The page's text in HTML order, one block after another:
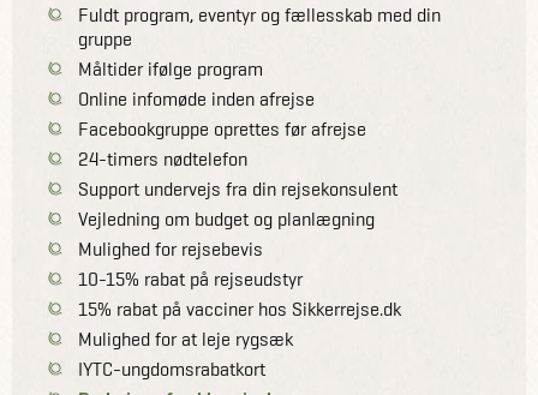
Fuldt program, eventyr og fællesskab med din
gruppe
Måltider ifølge program
Online infomøde inden afrejse
Facebookgruppe oprettes før afrejse
24-timers nødtelefon
Support undervejs fra din rejsekonsulent
Vejledning om budget og planlægning
Mulighed for rejsebevis
10-15% rabat på rejseudstyr
15% rabat på vacciner hos Sikkerrejse.dk
Mulighed for at leje rygsæk
IYTC-ungdomsrabatkort